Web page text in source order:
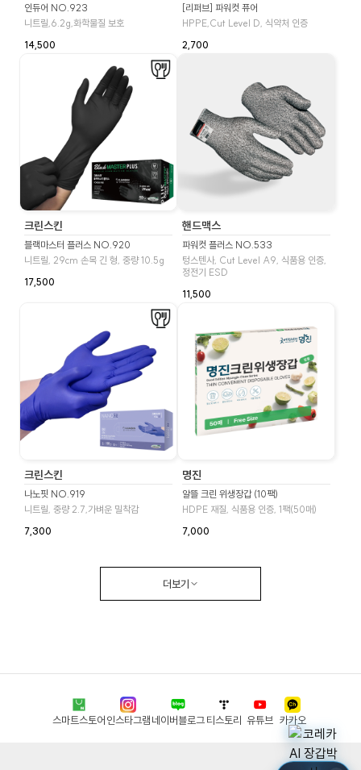
인듀어 NO.923
니트릴,6.2g,화학물질 보호
14,500
[리퍼브] 파워컷 퓨어
HPPE,Cut Level D, 식약처 인증
2,700
크린스킨
블랙마스터 플러스 NO.920
니트릴, 29cm 손목 긴 형, 중량 10.5g
17,500
핸드맥스
파워컷 플러스 NO.533
텅스텐사, Cut Level A9, 식품용 인증,
정전기 ESD
11,500
크린스킨
나노핏 NO.919
니트릴, 중량 2.7,가벼운 밀착감
7,300
명진
알뜰 크린 위생장갑 (10팩)
HDPE 재질, 식품용 인증, 1팩(50매)
7,000
더보기
스마트스토어인스타그램네이버블로그티스토리 유튜브 카카오